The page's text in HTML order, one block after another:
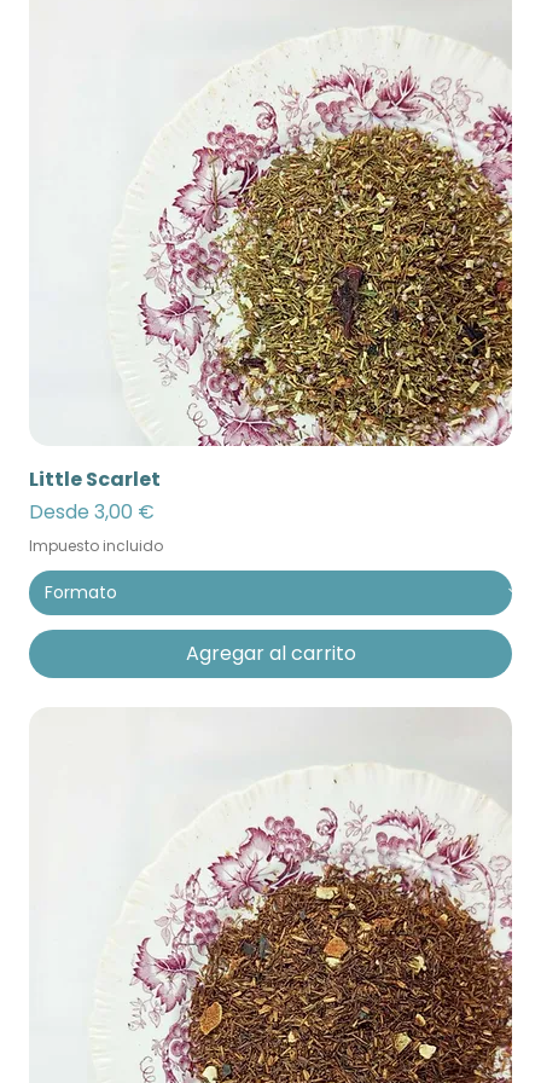
Little Scarlet
Desde 3,00 €
Precio de oferta
Impuesto incluido
Agregar al carrito